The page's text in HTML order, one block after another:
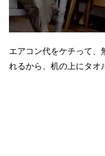
エアコン代をケチって、
れるから、机の上にタオ